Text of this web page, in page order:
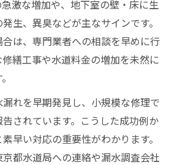
激な増加や、地下室の壁・床に生
生、異臭などが主なサインです。
は、専門業者への相談を早めに行
繕工事や水道料金の増加を未然に
れを早期発見し、小規模な修理で
されています。こうした成功例か
早い対応の重要性がわかります。
都水道局への連絡や漏水調査会社